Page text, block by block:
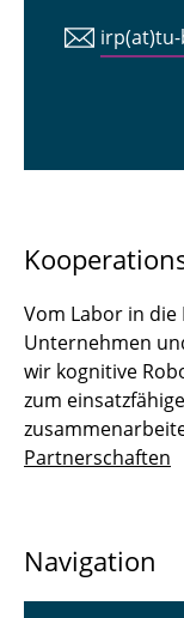
Vom Labor in die
Unternehmen
wir kognitive
zum
Partnerschaften
Navigation